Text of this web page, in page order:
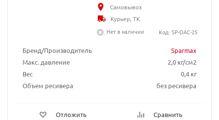
Бренд/Производитель
Sparmax
Макс. давление
2,0 кг/см2
Вес
0,4 кг
Объем ресивера
без ресивера
Отложить Сравнить
Самовывоз
Курьер, ТК
Нет в наличии
Код: SP-DAC-25